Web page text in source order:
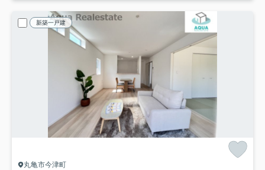
新築一戸建
丸亀市今津町